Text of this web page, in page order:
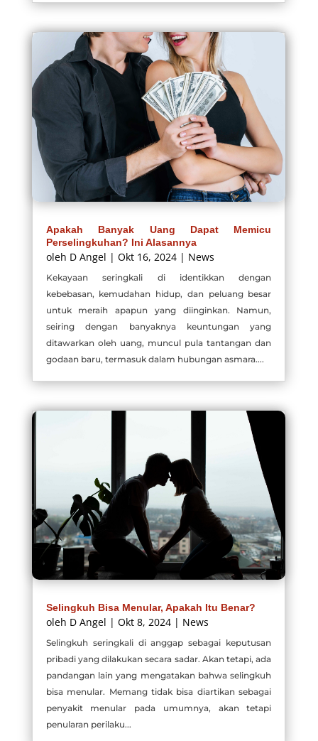
Apakah Banyak Uang Dapat Memicu
Perselingkuhan? Ini Alasannya
oleh D Angel | Okt 16, 2024| News
Kekayaan seringkali di identikkan dengan
kebebasan, kemudahan hidup, dan peluang besar
untuk meraih apapun yang diinginkan. Namun,
seiring dengan banyaknya keuntungan yang
ditawarkan oleh uang, muncul pula tantangan dan
godaan baru, termasuk dalam hubungan asmara....
Selingkuh Bisa Menular, Apakah Itu Benar?
oleh D Angel | Okt 8, 2024| News
Selingkuh seringkali di anggap sebagai keputusan
pribadi yang dilakukan secara sadar. Akan tetapi, ada
pandangan lain yang mengatakan bahwa selingkuh
bisa menular. Memang tidak bisa diartikan sebagai
penyakit menular pada umumnya, akan tetapi
penularan perilaku...